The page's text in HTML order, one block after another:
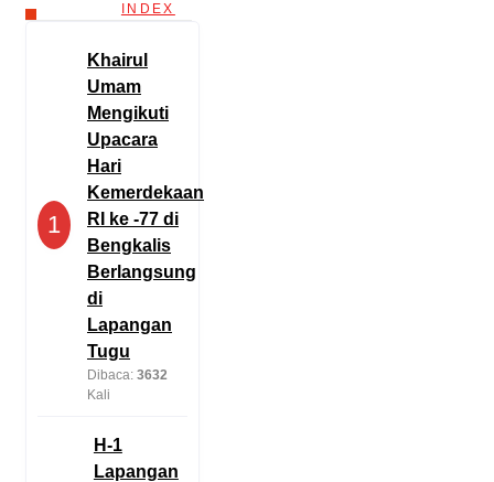
INDEX
1
Khairul
Umam
Mengikuti
Upacara
Hari
Kemerdekaan
RI ke -77 di
Bengkalis
Berlangsung
di
Lapangan
Tugu
Dibaca: 3632
Kali
H-1
Lapangan